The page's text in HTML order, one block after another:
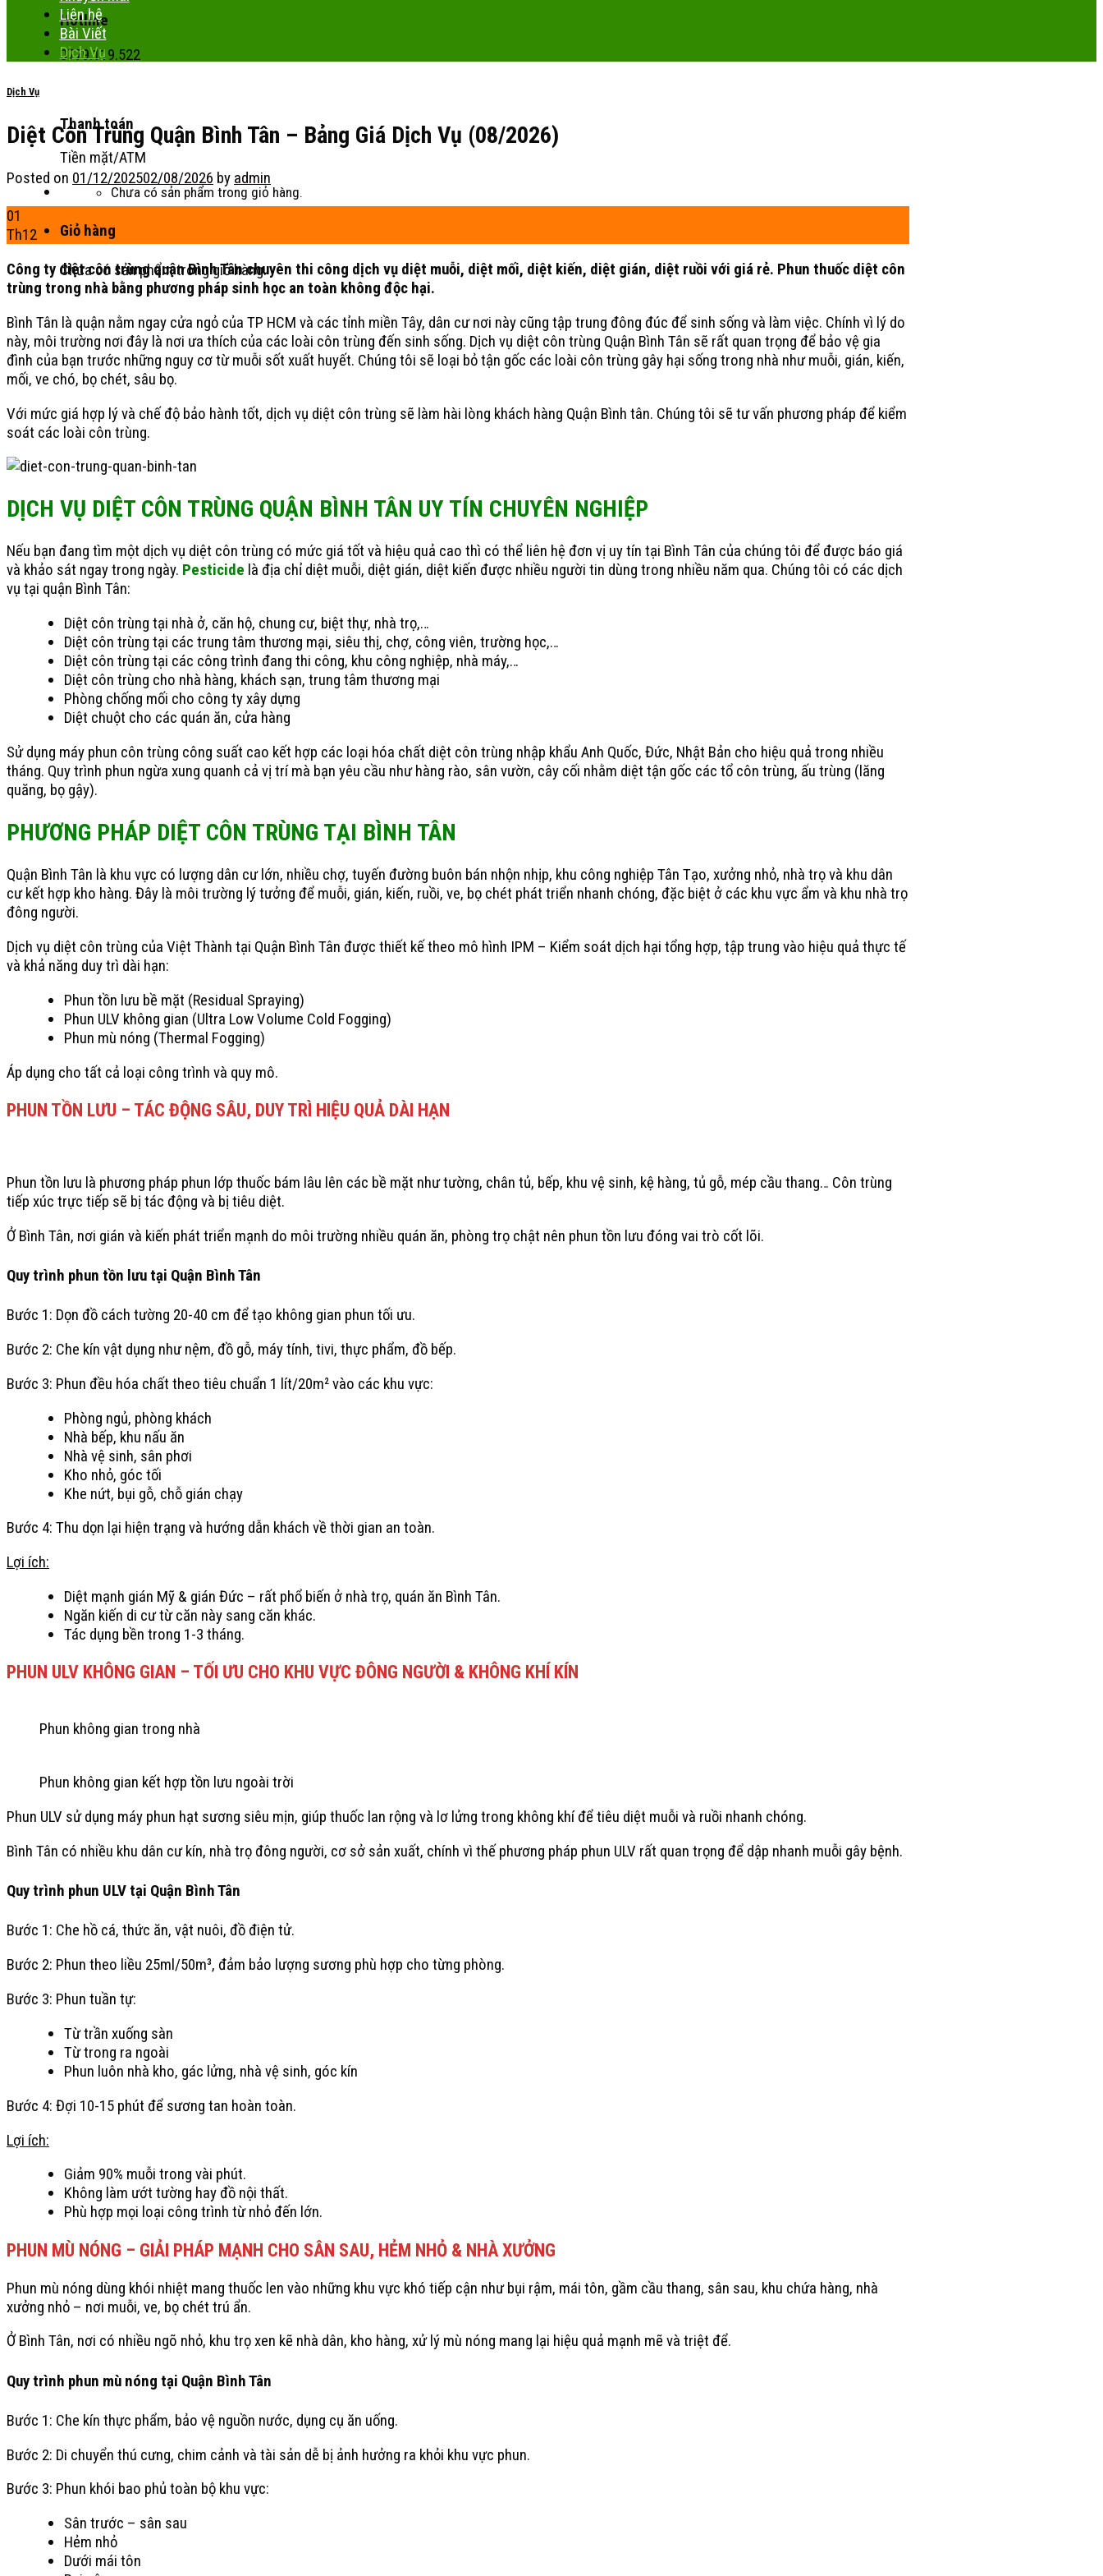
Hotline
0779.119.522
Thanh toán
Tiền mặt/ATM
Chưa có sản phẩm trong giỏ hàng.
Giỏ hàng
Chưa có sản phẩm trong giỏ hàng.
Liên hệ
Bài Viết
Dịch Vụ
Dịch Vụ
Diệt Côn Trùng Quận Bình Tân – Bảng Giá Dịch Vụ (08/2026)
Posted on 01/12/202502/08/2026 by admin
01
Th12
Công ty diệt côn trùng quận Bình Tân chuyên thi công dịch vụ diệt muỗi, diệt mối, diệt kiến, diệt gián, diệt ruồi với giá rẻ. Phun thuốc diệt côn
trùng trong nhà bằng phương pháp sinh học an toàn không độc hại.
Bình Tân là quận nằm ngay cửa ngỏ của TP HCM và các tỉnh miền Tây, dân cư nơi này cũng tập trung đông đúc để sinh sống và làm việc. Chính vì lý do
này, môi trường nơi đây là nơi ưa thích của các loài côn trùng đến sinh sống. Dịch vụ diệt côn trùng Quận Bình Tân sẽ rất quan trọng để bảo vệ gia
đình của bạn trước những nguy cơ từ muỗi sốt xuất huyết. Chúng tôi sẽ loại bỏ tận gốc các loài côn trùng gây hại sống trong nhà như muỗi, gián, kiến,
mối, ve chó, bọ chét, sâu bọ.
Với mức giá hợp lý và chế độ bảo hành tốt, dịch vụ diệt côn trùng sẽ làm hài lòng khách hàng Quận Bình tân. Chúng tôi sẽ tư vấn phương pháp để kiểm
soát các loài côn trùng.
DỊCH VỤ DIỆT CÔN TRÙNG QUẬN BÌNH TÂN UY TÍN CHUYÊN NGHIỆP
Nếu bạn đang tìm một dịch vụ diệt côn trùng có mức giá tốt và hiệu quả cao thì có thể liên hệ đơn vị uy tín tại Bình Tân của chúng tôi để được báo giá
và khảo sát ngay trong ngày. Pesticide là địa chỉ diệt muỗi, diệt gián, diệt kiến được nhiều người tin dùng trong nhiều năm qua. Chúng tôi có các dịch
vụ tại quận Bình Tân:
Diệt côn trùng tại nhà ở, căn hộ, chung cư, biệt thự, nhà trọ,…
Diệt côn trùng tại các trung tâm thương mại, siêu thị, chợ, công viên, trường học,…
Diệt côn trùng tại các công trình đang thi công, khu công nghiệp, nhà máy,…
Diệt côn trùng cho nhà hàng, khách sạn, trung tâm thương mại
Phòng chống mối cho công ty xây dựng
Diệt chuột cho các quán ăn, cửa hàng
Sử dụng máy phun côn trùng công suất cao kết hợp các loại hóa chất diệt côn trùng nhập khẩu Anh Quốc, Đức, Nhật Bản cho hiệu quả trong nhiều
tháng. Quy trình phun ngừa xung quanh cả vị trí mà bạn yêu cầu như hàng rào, sân vườn, cây cối nhằm diệt tận gốc các tổ côn trùng, ấu trùng (lăng
quăng, bọ gậy).
PHƯƠNG PHÁP DIỆT CÔN TRÙNG TẠI BÌNH TÂN
Quận Bình Tân là khu vực có lượng dân cư lớn, nhiều chợ, tuyến đường buôn bán nhộn nhịp, khu công nghiệp Tân Tạo, xưởng nhỏ, nhà trọ và khu dân
cư kết hợp kho hàng. Đây là môi trường lý tưởng để muỗi, gián, kiến, ruồi, ve, bọ chét phát triển nhanh chóng, đặc biệt ở các khu vực ẩm và khu nhà trọ
đông người.
Dịch vụ diệt côn trùng của Việt Thành tại Quận Bình Tân được thiết kế theo mô hình IPM – Kiểm soát dịch hại tổng hợp, tập trung vào hiệu quả thực tế
và khả năng duy trì dài hạn:
Phun tồn lưu bề mặt (Residual Spraying)
Phun ULV không gian (Ultra Low Volume Cold Fogging)
Phun mù nóng (Thermal Fogging)
Áp dụng cho tất cả loại công trình và quy mô.
PHUN TỒN LƯU – TÁC ĐỘNG SÂU, DUY TRÌ HIỆU QUẢ DÀI HẠN
Phun tồn lưu là phương pháp phun lớp thuốc bám lâu lên các bề mặt như tường, chân tủ, bếp, khu vệ sinh, kệ hàng, tủ gỗ, mép cầu thang… Côn trùng
tiếp xúc trực tiếp sẽ bị tác động và bị tiêu diệt.
Ở Bình Tân, nơi gián và kiến phát triển mạnh do môi trường nhiều quán ăn, phòng trọ chật nên phun tồn lưu đóng vai trò cốt lõi.
Quy trình phun tồn lưu tại Quận Bình Tân
Bước 1: Dọn đồ cách tường 20-40 cm để tạo không gian phun tối ưu.
Bước 2: Che kín vật dụng như nệm, đồ gỗ, máy tính, tivi, thực phẩm, đồ bếp.
Bước 3: Phun đều hóa chất theo tiêu chuẩn 1 lít/20m² vào các khu vực:
Phòng ngủ, phòng khách
Nhà bếp, khu nấu ăn
Nhà vệ sinh, sân phơi
Kho nhỏ, góc tối
Khe nứt, bụi gỗ, chỗ gián chạy
Bước 4: Thu dọn lại hiện trạng và hướng dẫn khách về thời gian an toàn.
Lợi ích:
Diệt mạnh gián Mỹ & gián Đức – rất phổ biến ở nhà trọ, quán ăn Bình Tân.
Ngăn kiến di cư từ căn này sang căn khác.
Tác dụng bền trong 1-3 tháng.
PHUN ULV KHÔNG GIAN – TỐI ƯU CHO KHU VỰC ĐÔNG NGƯỜI & KHÔNG KHÍ KÍN
Phun không gian trong nhà
Phun không gian kết hợp tồn lưu ngoài trời
Phun ULV sử dụng máy phun hạt sương siêu mịn, giúp thuốc lan rộng và lơ lửng trong không khí để tiêu diệt muỗi và ruồi nhanh chóng.
Bình Tân có nhiều khu dân cư kín, nhà trọ đông người, cơ sở sản xuất, chính vì thế phương pháp phun ULV rất quan trọng để dập nhanh muỗi gây bệnh.
Quy trình phun ULV tại Quận Bình Tân
Bước 1: Che hồ cá, thức ăn, vật nuôi, đồ điện tử.
Bước 2: Phun theo liều 25ml/50m³, đảm bảo lượng sương phù hợp cho từng phòng.
Bước 3: Phun tuần tự:
Từ trần xuống sàn
Từ trong ra ngoài
Phun luôn nhà kho, gác lửng, nhà vệ sinh, góc kín
Bước 4: Đợi 10-15 phút để sương tan hoàn toàn.
Lợi ích:
Giảm 90% muỗi trong vài phút.
Không làm ướt tường hay đồ nội thất.
Phù hợp mọi loại công trình từ nhỏ đến lớn.
PHUN MÙ NÓNG – GIẢI PHÁP MẠNH CHO SÂN SAU, HẺM NHỎ & NHÀ XƯỞNG
Phun mù nóng dùng khói nhiệt mang thuốc len vào những khu vực khó tiếp cận như bụi rậm, mái tôn, gầm cầu thang, sân sau, khu chứa hàng, nhà
xưởng nhỏ – nơi muỗi, ve, bọ chét trú ẩn.
Ở Bình Tân, nơi có nhiều ngõ nhỏ, khu trọ xen kẽ nhà dân, kho hàng, xử lý mù nóng mang lại hiệu quả mạnh mẽ và triệt để.
Quy trình phun mù nóng tại Quận Bình Tân
Bước 1: Che kín thực phẩm, bảo vệ nguồn nước, dụng cụ ăn uống.
Bước 2: Di chuyển thú cưng, chim cảnh và tài sản dễ bị ảnh hưởng ra khỏi khu vực phun.
Bước 3: Phun khói bao phủ toàn bộ khu vực:
Sân trước – sân sau
Hẻm nhỏ
Dưới mái tôn